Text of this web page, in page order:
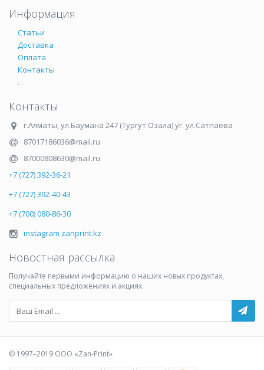
Информация
Статьи
Доставка
Оплата
Контакты
.
Контакты
г.Алматы,ул.Баумана 247 (Тургут Озала) уг. ул.Сатпаева
87017186036@mail.ru
87000808630@mail.ru
+7 (727) 392-36-21
+7 (727) 392-40-43
+7 (700) 080-86-30
instagram zanprint.kz
Новостная рассылка
Получайте первыми информацию о наших новых продуктах,
специальных предложениях и акциях.
© 1997–2019 ООО «Zan-Print»